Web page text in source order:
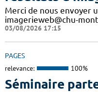
Merci de nous envoyer
imagerieweb@chu-
03/08/2026 17:15
PAGES
relevance: 100%
Séminaire